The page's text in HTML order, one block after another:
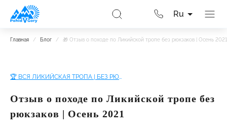
Ru
Главная / Блог / 🎁 Отзыв о походе по Ликийской тропе без рюкзаков | Осень 2021
🏆 ВСЯ ЛИКИЙСКАЯ ТРОПА | БЕЗ РЮКЗАКОВ!
Отзыв о походе по Ликийской тропе без
рюкзаков | Осень 2021